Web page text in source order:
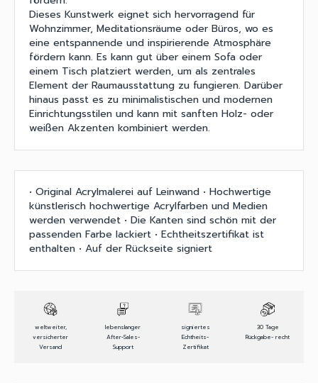
Dieses Kunstwerk eignet sich hervorragend für
Wohnzimmer, Meditationsräume oder Büros, wo es
eine entspannende und inspirierende Atmosphäre
fördern kann. Es kann gut über einem Sofa oder
einem Tisch platziert werden, um als zentrales
Element der Raumausstattung zu fungieren. Darüber
hinaus passt es zu minimalistischen und modernen
Einrichtungsstilen und kann mit sanften Holz- oder
weißen Akzenten kombiniert werden.
• Original Acrylmalerei auf Leinwand • Hochwertige
künstlerisch hochwertige Acrylfarben und Medien
werden verwendet • Die Kanten sind schön mit der
passenden Farbe lackiert • Echtheitszertifikat ist
enthalten • Auf der Rückseite signiert
weltweiter,
versicherter
Versand
lebenslanger
After-Sales-
Support
signiertes
Echtheits-
Zertifikat
30 Tage
Rückgabe- recht